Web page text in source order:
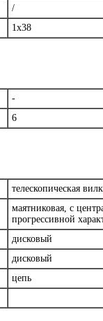
/
1x38
-
6
телескопическая
маятниковая, с
прогрессивной
дисковый
дисковый
цепь